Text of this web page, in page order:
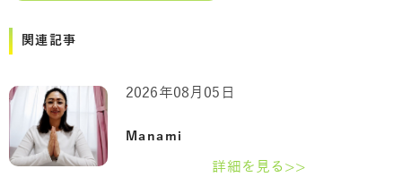
関連記事
Manami
2026年08月05日
詳細を見る>>